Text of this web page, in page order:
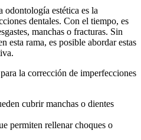
estética es la
dentales. Con el tiempo, es
manchas o fracturas. Sin
esta rama, es posible abordar estas
la corrección de imperfecciones
cubrir manchas o dientes
permiten rellenar choques o